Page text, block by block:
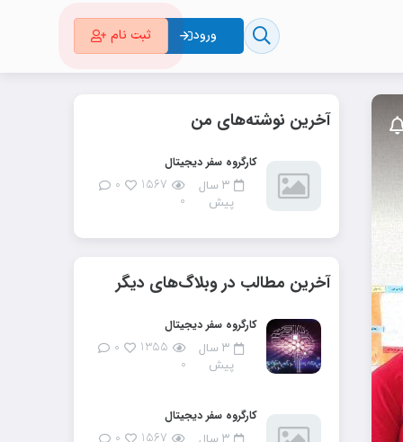
ورود ثبت نام
آخرین نوشته‌های من
کارگروه سفر دیجیتال
۳ سال
پیش
۱۵۶۷
۰
۰
آخرین مطالب در وبلاگ‌های دیگر
کارگروه سفر دیجیتال
۳ سال
پیش
۱۳۵۵
۰
۰
کارگروه سفر دیجیتال